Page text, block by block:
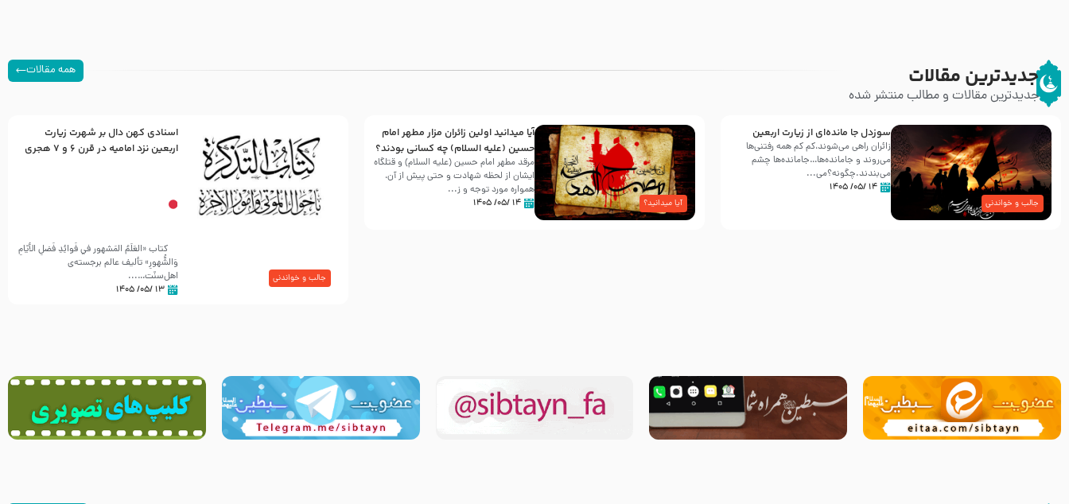
جدیدترین مقالات
جدیدترین مقالات و مطالب منتشر شده
همه مقالات
جالب و خواندنی
سوزدل جا مانده‌ای از زیارت اربعین
زائران راهی می‌شوند،کم‌ کم همه رفتنی‌ها
می‌روند و جامانده‌ها…جامانده‌ها چشم
می‌بندند.چگونه؟می‌...
۱۴ /۰۵/ ۱۴۰۵
آیا میدانید؟
آیا میدانید اولین زائران مزار مطهر امام
حسین (علیه السلام) چه کسانی بودند؟
مرقد مطهر امام حسین (علیه السلام) و قتلگاه
ایشان از لحظه شهادت و حتی پیش از آن،
همواره مورد توجه و ز...
۱۴ /۰۵/ ۱۴۰۵
جالب و خواندنی
اسنادی کهن دال بر شهرت زیارت
اربعین نزد امامیه در قرن ۶ و ۷ هجری
کتاب «العَلَمُ المَشهور في فَوائِدِ فَضلِ الأيّامِ
وَالشُّهورِ» تألیف عالم برجسته‌ی
اهل‌سنّت…...
۱۳ /۰۵/ ۱۴۰۵